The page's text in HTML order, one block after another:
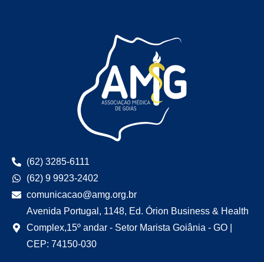
(62) 3285-6111
(62) 9 9923-2402
comunicacao@amg.org.br
Avenida Portugal, 1148, Ed. Órion Business & Health
Complex,15º andar - Setor Marista Goiânia - GO |
CEP: 74150-030